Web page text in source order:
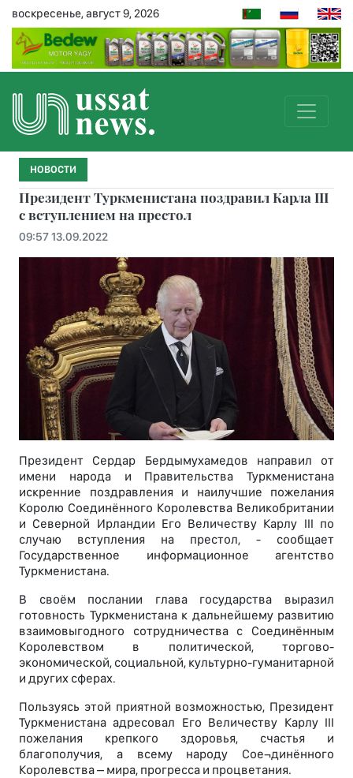
воскресенье, август 9, 2026
НОВОСТИ
Президент Туркменистана поздравил Карла III
с вступлением на престол
09:57 13.09.2022
Президент Сердар Бердымухамедов направил от
имени народа и Правительства Туркменистана
искренние поздравления и наилучшие пожелания
Королю Соединённого Королевства Великобритании
и Северной Ирландии Его Величеству Карлу III по
случаю вступления на престол, - сообщает
Государственное информационное агентство
Туркменистана.
В своём послании глава государства выразил
готовность Туркменистана к дальнейшему развитию
взаимовыгодного сотрудничества с Соединённым
Королевством в политической, торгово-
экономической, социальной, культурно-гуманитарной
и других сферах.
Пользуясь этой приятной возможностью, Президент
Туркменистана адресовал Его Величеству Карлу III
пожелания крепкого здоровья, счастья и
благополучия, а всему народу Сое¬динённого
Королевства – мира, прогресса и процветания.